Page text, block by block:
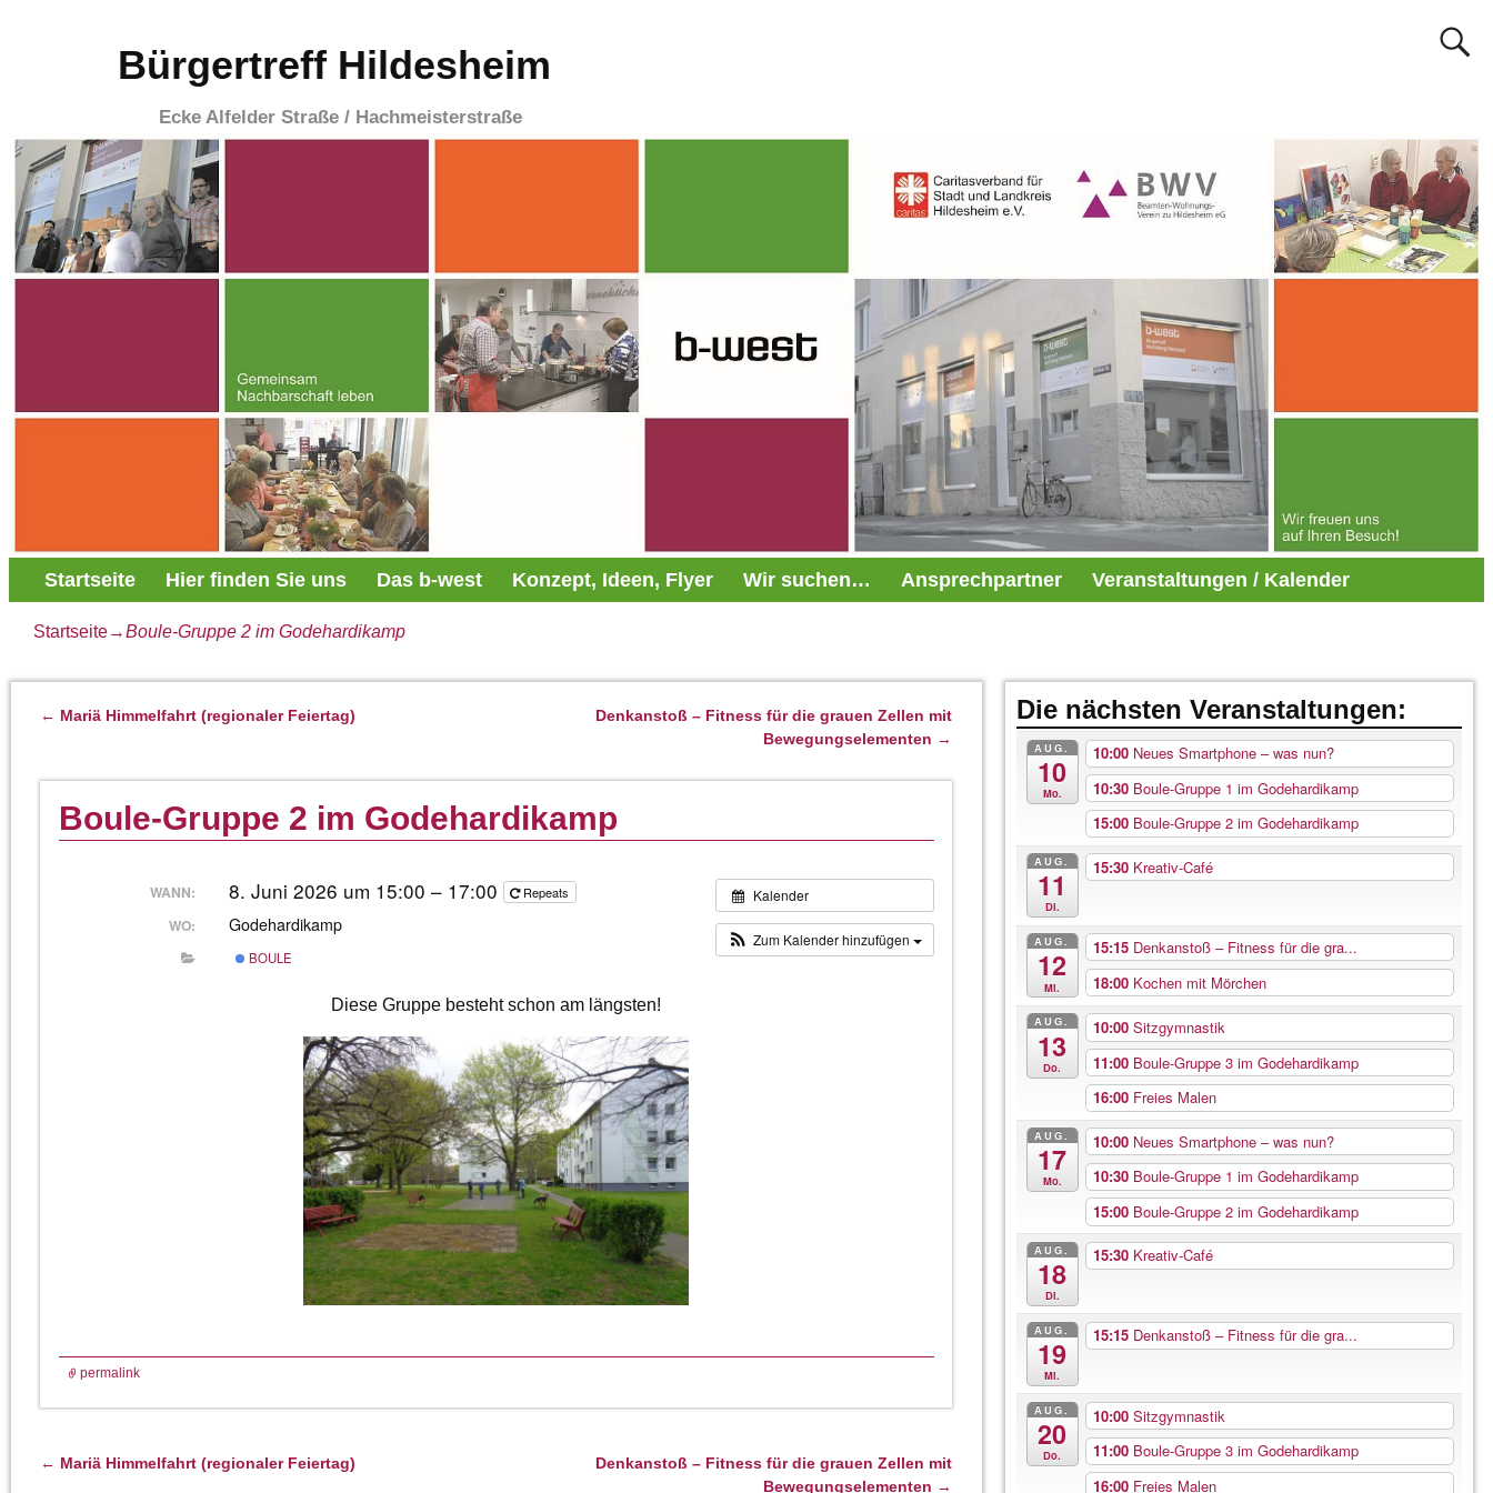
Bürgertreff Hildesheim
Ecke Alfelder Straße / Hachmeisterstraße
Startseite Hier finden Sie uns Das b-west Konzept, Ideen, Flyer Wir suchen… Ansprechpartner Veranstaltungen / Kalender
Startseite→Boule-Gruppe 2 im Godehardikamp
← Mariä Himmelfahrt (regionaler Feiertag)
Denkanstoß – Fitness für die grauen Zellen mit
Bewegungselementen →
Boule-Gruppe 2 im Godehardikamp
Kalender
Zum Kalender hinzufügen
WANN: 8. Juni 2026 um 15:00 – 17:00 Repeats
WO: Godehardikamp
BOULE
Diese Gruppe besteht schon am längsten!
permalink
← Mariä Himmelfahrt (regionaler Feiertag)
Denkanstoß – Fitness für die grauen Zellen mit
Bewegungselementen →
Die nächsten Veranstaltungen:
AUG.
10
Mo.
10:00 Neues Smartphone – was nun?
10:30 Boule-Gruppe 1 im Godehardikamp
15:00 Boule-Gruppe 2 im Godehardikamp
AUG.
11
Di.
15:30 Kreativ-Café
AUG.
12
Mi.
15:15 Denkanstoß – Fitness für die gra...
18:00 Kochen mit Mörchen
AUG.
13
Do.
10:00 Sitzgymnastik
11:00 Boule-Gruppe 3 im Godehardikamp
16:00 Freies Malen
AUG.
17
Mo.
10:00 Neues Smartphone – was nun?
10:30 Boule-Gruppe 1 im Godehardikamp
15:00 Boule-Gruppe 2 im Godehardikamp
AUG.
18
Di.
15:30 Kreativ-Café
AUG.
19
Mi.
15:15 Denkanstoß – Fitness für die gra...
AUG.
20
Do.
10:00 Sitzgymnastik
11:00 Boule-Gruppe 3 im Godehardikamp
16:00 Freies Malen